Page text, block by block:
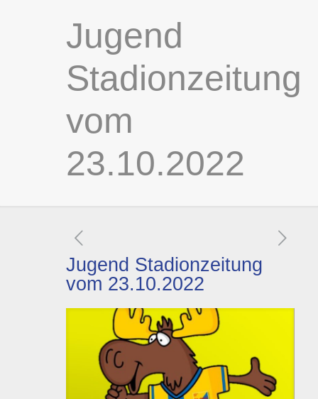
Jugend
Stadionzeitung
vom
23.10.2022
Jugend Stadionzeitung
vom 23.10.2022